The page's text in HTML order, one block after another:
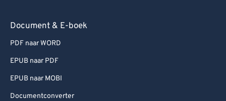
Document & E-boek
PDF naar WORD
EPUB naar PDF
EPUB naar MOBI
Documentconverter